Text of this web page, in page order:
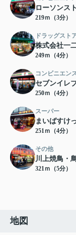
ローソンス
219ｍ（3分）
ドラッグスト
株式会社一
249ｍ（4分）
コンビニエン
セブンイレ
250ｍ（4分）
スーパー
まいばすけ
251ｍ（4分）
その他
川上焼鳥・
321ｍ（5分）
地図